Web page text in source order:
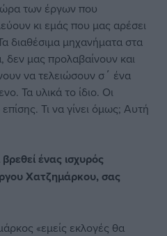
των έργων που
κι εμάς που μας αρέσει
διαθέσιμα μηχανήματα στα
δεν μας προλαβαίνουν και
να τελειώσουν σ΄ ένα
Τα υλικά το ίδιο. Οι
Τι να γίνει όμως; Αυτή
ένας ισχυρός
Χατζημάρκου, σας
«εμείς εκλογές θα